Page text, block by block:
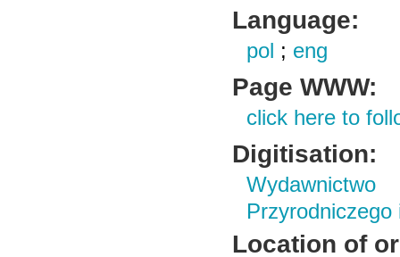
Language:
pol ; eng
Page WWW:
click here to
Digitisation:
Przyrodniczego
Location of